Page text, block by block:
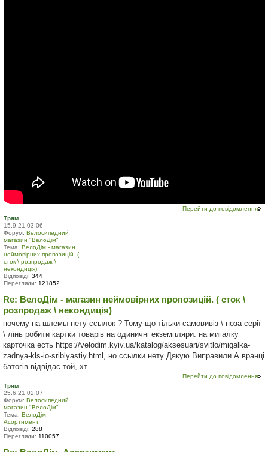
Перейти до повідомлення
Трям
15.9.21 03:06
Форум: Велосипедний
магазин "ВелоДім"
Тема: ВелоДім - магазин
неймовірних пропозицій. (
сток \ розпродаж \
некондиція)
Відповіді: 344
Перегляди: 121852
Re: ВелоДім - магазин неймовірних пропозицій. ( сток \
розпродаж \ некондиція)
почему на шлемы нету ссылок ? Тому що тільки самовивіз \ поза серії
\ лінь робити картки товарів на одиничні екземпляри. на мигалку
карточка есть https://velodim.kyiv.ua/katalog/aksesuari/svitlo/migalka-
zadnya-kls-io-sriblyastiy.html, но ссылки нету Дякую Виправили А вранці
батогів відвідає той, хт...
Перейти до повідомлення
Трям
25.6.21 02:07
Форум: Велосипедний
магазин "ВелоДім"
Тема: ВелоДім.
Асортимент.
Відповіді: 288
Перегляди: 110057